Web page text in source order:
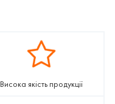
Висока якість продукції